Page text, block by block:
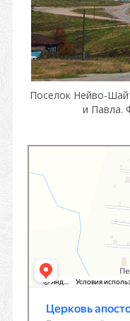
Поселок Нейво-
и Павла.